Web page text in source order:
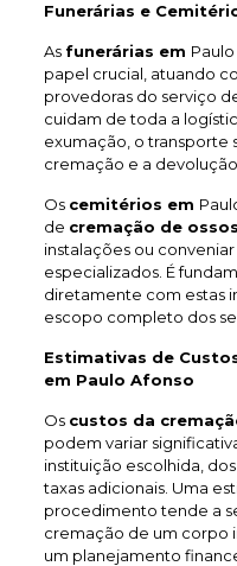
Funerárias e
As funerárias em
papel crucial, atuando
provedoras do serviço
cuidam de toda a
exumação, o transporte
cremação e a devolução
Os cemitérios em
de cremação de ossos
instalações ou
especializados. É
diretamente com estas
escopo completo dos
Estimativas de
em Paulo Afonso
Os custos da
podem variar
instituição escolhida,
taxas adicionais. Uma
procedimento tende a
cremação de um corpo
um planejamento